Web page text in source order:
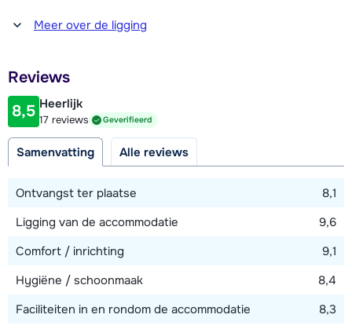
Afstand tot winkel(s)
200 meter
100 meter
Afstand tot piste
100 meter
Meer over de ligging
Reviews
8,5 Heerlijk
17 reviews Geverifieerd
Samenvatting Alle reviews
Ontvangst ter plaatse
8,1
Ligging van de accommodatie
9,6
Comfort / inrichting
9,1
Hygiëne / schoonmaak
8,4
Faciliteiten in en rondom de accommodatie
8,3